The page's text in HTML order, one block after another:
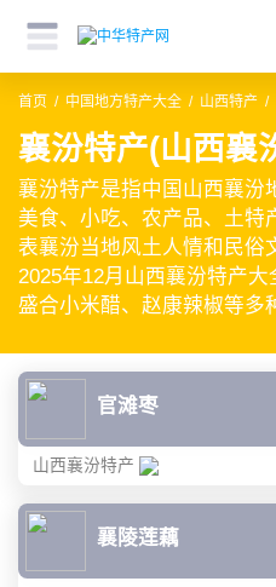
首页 中国地方特产大全 山西特产
襄汾特产(山西襄
襄汾特产是指中国山西襄汾
美食、小吃、农产品、土特
表襄汾当地风土人情和民俗
2025年12月山西襄汾特产
盛合小米醋、赵康辣椒等多
官滩枣
山西襄汾特产
襄陵莲藕